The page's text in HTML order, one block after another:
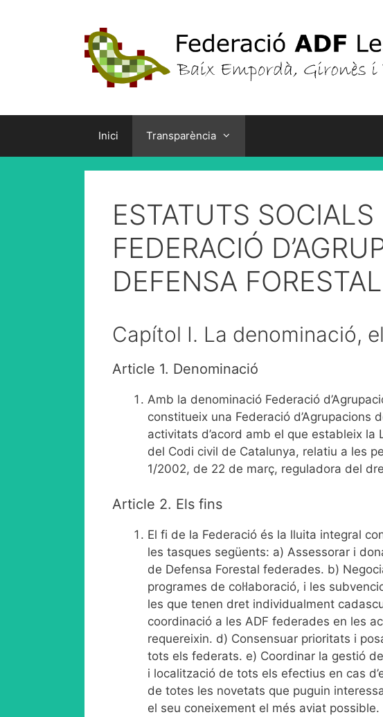
Inici Transparència
ESTATUTS
FEDERACIÓ
DEFENSA
Capítol I. La denominació,
Article 1. Denominació
Amb la denominació Federació
constitueix una Federació d’Agrupacions
activitats d’acord amb el que estableix
del Codi civil de Catalunya, relatiu a les
1/2002, de 22 de març, reguladora del
Article 2. Els fins
El fi de la Federació és la lluita integral
les tasques següents: a) Assessorar i
de Defensa Forestal federades. b)
programes de col·laboració, i les
les que tenen dret individualment
coordinació a les ADF federades en les
requereixin. d) Consensuar prioritats i
tots els federats. e) Coordinar la gestió
i localització de tots els efectius en cas
de totes les novetats que puguin
el seu coneixement el més aviat possible.